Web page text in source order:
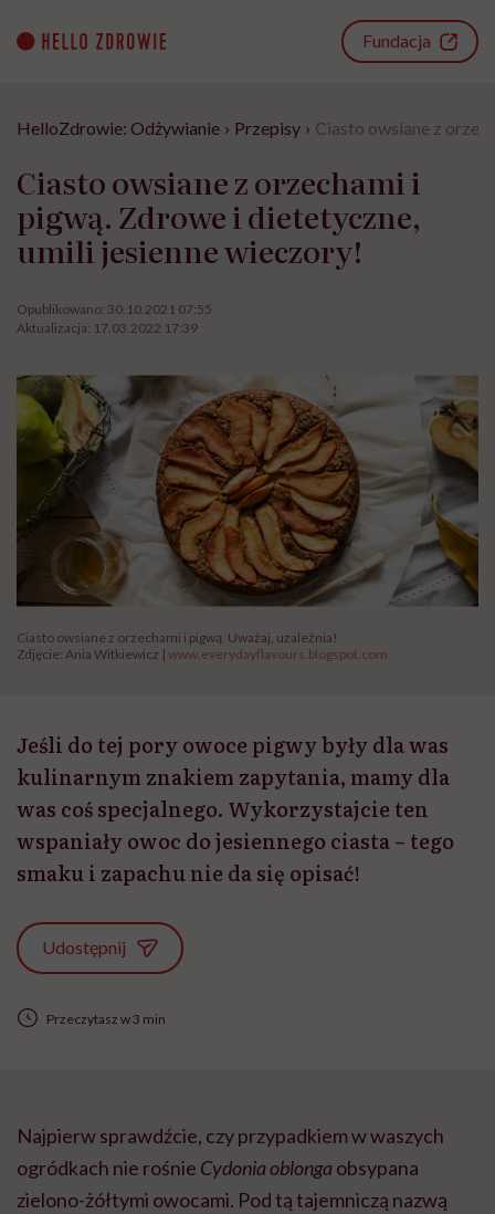
content
Fundacja
HelloZdrowie: Odżywianie › Przepisy › Ciasto owsiane z
Ciasto owsiane z orzechami i
pigwą. Zdrowe i dietetyczne,
umili jesienne wieczory!
Opublikowano: 30.10.2021 07:55
Aktualizacja: 17.03.2022 17:39
Ciasto owsiane z orzechami i pigwą. Uważaj, uzależnia!
Zdjęcie: Ania Witkiewicz | www.everydayflavours.blogspot.com
Jeśli do tej pory owoce pigwy były dla was
kulinarnym znakiem zapytania, mamy dla
was coś specjalnego. Wykorzystajcie ten
wspaniały owoc do jesiennego ciasta – tego
smaku i zapachu nie da się opisać!
Udostępnij
Przeczytasz w 3 min
Najpierw sprawdźcie, czy przypadkiem w waszych
ogródkach nie rośnie Cydonia oblonga obsypana
zielono-żółtymi owocami. Pod tą tajemniczą nazwą